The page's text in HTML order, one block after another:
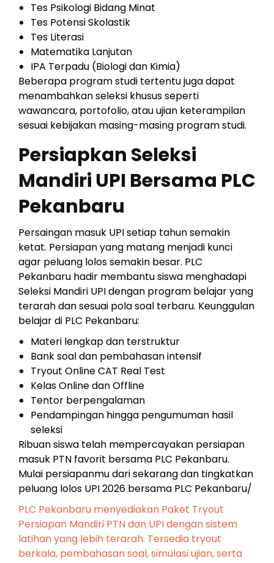
Tes Psikologi Bidang Minat
Tes Potensi Skolastik
Tes Literasi
Matematika Lanjutan
IPA Terpadu (Biologi dan Kimia)
Beberapa program studi tertentu juga dapat
menambahkan seleksi khusus seperti
wawancara, portofolio, atau ujian keterampilan
sesuai kebijakan masing-masing program studi.
Persiapkan Seleksi
Mandiri UPI Bersama PLC
Pekanbaru
Persaingan masuk UPI setiap tahun semakin
ketat. Persiapan yang matang menjadi kunci
agar peluang lolos semakin besar. PLC
Pekanbaru hadir membantu siswa menghadapi
Seleksi Mandiri UPI dengan program belajar yang
terarah dan sesuai pola soal terbaru. Keunggulan
belajar di PLC Pekanbaru:
Materi lengkap dan terstruktur
Bank soal dan pembahasan intensif
Tryout Online CAT Real Test
Kelas Online dan Offline
Tentor berpengalaman
Pendampingan hingga pengumuman hasil
seleksi
Ribuan siswa telah mempercayakan persiapan
masuk PTN favorit bersama PLC Pekanbaru.
Mulai persiapanmu dari sekarang dan tingkatkan
peluang lolos UPI 2026 bersama PLC Pekanbaru/
PLC Pekanbaru menyediakan Paket Tryout
Persiapan Mandiri PTN dan UPI dengan sistem
latihan yang lebih terarah. Tersedia tryout
berkala, pembahasan soal, simulasi ujian, serta